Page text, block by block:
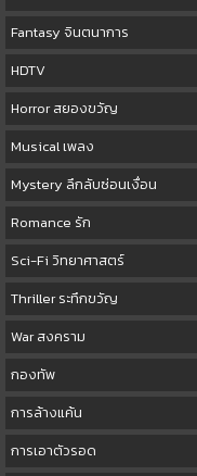
Fantasy จินตนาการ
HDTV
Horror สยองขวัญ
Musical เพลง
Mystery ลึกลับซ่อนเงื่อน
Romance รัก
Sci-Fi วิทยาศาสตร์
Thriller ระทึกขวัญ
War สงคราม
กองทัพ
การล้างแค้น
การเอาตัวรอด